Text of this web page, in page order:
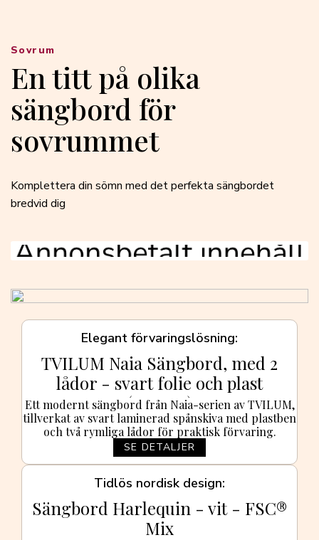
En titt på olika
sängbord för
sovrummet
Komplettera din sömn med det perfekta sängbordet
bredvid dig
Sovrum
Elegant förvaringslösning
TVILUM Naia Sängbord, med 2
lådor - svart folie och plast
(40,4x50)
Ett modernt sängbord från Naia-serien av TVILUM,
tillverkat av svart laminerad spånskiva med plastben
och två rymliga lådor för praktisk förvaring.
SE DETALJER
Tidlös nordisk design
Sängbord Harlequin - vit - FSC®
Mix